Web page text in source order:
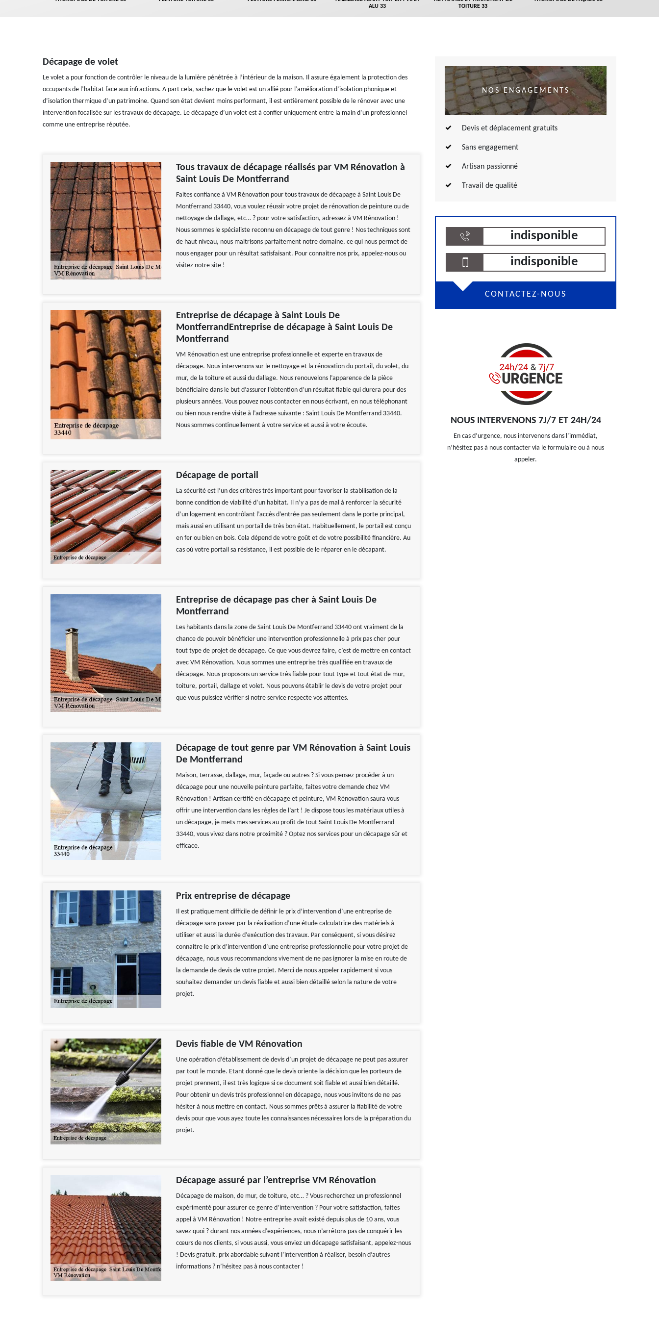
ALU 33
TOITURE 33
Décapage de volet
Le volet a pour fonction de contrôler le niveau de la lumière pénétrée à l’intérieur de la maison. Il assure également la protection des
occupants de l’habitat face aux infractions. A part cela, sachez que le volet est un allié pour l’amélioration d’isolation phonique et
d’isolation thermique d’un patrimoine. Quand son état devient moins performant, il est entièrement possible de le rénover avec une
intervention focalisée sur les travaux de décapage. Le décapage d’un volet est à confier uniquement entre la main d’un professionnel
comme une entreprise réputée.
Tous travaux de décapage réalisés par VM Rénovation à
Saint Louis De Montferrand
Faites confiance à VM Rénovation pour tous travaux de décapage à Saint Louis De
Montferrand 33440, vous voulez réussir votre projet de rénovation de peinture ou de
nettoyage de dallage, etc… ? pour votre satisfaction, adressez à VM Rénovation !
Nous sommes le spécialiste reconnu en décapage de tout genre ! Nos techniques sont
de haut niveau, nous maitrisons parfaitement notre domaine, ce qui nous permet de
nous engager pour un résultat satisfaisant. Pour connaitre nos prix, appelez-nous ou
visitez notre site !
Entreprise de décapage à Saint Louis De
MontferrandEntreprise de décapage à Saint Louis De
Montferrand
VM Rénovation est une entreprise professionnelle et experte en travaux de
décapage. Nous intervenons sur le nettoyage et la rénovation du portail, du volet, du
mur, de la toiture et aussi du dallage. Nous renouvelons l’apparence de la pièce
bénéficiaire dans le but d’assurer l’obtention d’un résultat fiable qui durera pour des
plusieurs années. Vous pouvez nous contacter en nous écrivant, en nous téléphonant
ou bien nous rendre visite à l’adresse suivante : Saint Louis De Montferrand 33440.
Nous sommes continuellement à votre service et aussi à votre écoute.
Décapage de portail
La sécurité est l’un des critères très important pour favoriser la stabilisation de la
bonne condition de viabilité d’un habitat. Il n’y a pas de mal à renforcer la sécurité
d’un logement en contrôlant l’accès d’entrée pas seulement dans le porte principal,
mais aussi en utilisant un portail de très bon état. Habituellement, le portail est conçu
en fer ou bien en bois. Cela dépend de votre goût et de votre possibilité financière. Au
cas où votre portail sa résistance, il est possible de le réparer en le décapant.
Entreprise de décapage pas cher à Saint Louis De
Montferrand
Les habitants dans la zone de Saint Louis De Montferrand 33440 ont vraiment de la
chance de pouvoir bénéficier une intervention professionnelle à prix pas cher pour
tout type de projet de décapage. Ce que vous devrez faire, c’est de mettre en contact
avec VM Rénovation. Nous sommes une entreprise très qualifiée en travaux de
décapage. Nous proposons un service très fiable pour tout type et tout état de mur,
toiture, portail, dallage et volet. Nous pouvons établir le devis de votre projet pour
que vous puissiez vérifier si notre service respecte vos attentes.
Décapage de tout genre par VM Rénovation à Saint Louis
De Montferrand
Maison, terrasse, dallage, mur, façade ou autres ? Si vous pensez procéder à un
décapage pour une nouvelle peinture parfaite, faites votre demande chez VM
Rénovation ! Artisan certifié en décapage et peinture, VM Rénovation saura vous
offrir une intervention dans les règles de l’art ! Je dispose tous les matériaux utiles à
un décapage, je mets mes services au profit de tout Saint Louis De Montferrand
33440, vous vivez dans notre proximité ? Optez nos services pour un décapage sûr et
efficace.
Prix entreprise de décapage
Il est pratiquement difficile de définir le prix d’intervention d’une entreprise de
décapage sans passer par la réalisation d’une étude calculatrice des matériels à
utiliser et aussi la durée d’exécution des travaux. Par conséquent, si vous désirez
connaitre le prix d’intervention d’une entreprise professionnelle pour votre projet de
décapage, nous vous recommandons vivement de ne pas ignorer la mise en route de
la demande de devis de votre projet. Merci de nous appeler rapidement si vous
souhaitez demander un devis fiable et aussi bien détaillé selon la nature de votre
projet.
Devis fiable de VM Rénovation
Une opération d’établissement de devis d’un projet de décapage ne peut pas assurer
par tout le monde. Etant donné que le devis oriente la décision que les porteurs de
projet prennent, il est très logique si ce document soit fiable et aussi bien détaillé.
Pour obtenir un devis très professionnel en décapage, nous vous invitons de ne pas
hésiter à nous mettre en contact. Nous sommes prêts à assurer la fiabilité de votre
devis pour que vous ayez toute les connaissances nécessaires lors de la préparation du
projet.
Décapage assuré par l’entreprise VM Rénovation
Décapage de maison, de mur, de toiture, etc… ? Vous recherchez un professionnel
expérimenté pour assurer ce genre d’intervention ? Pour votre satisfaction, faites
appel à VM Rénovation ! Notre entreprise avait existé depuis plus de 10 ans, vous
savez quoi ? durant nos années d’expériences, nous n’arrêtons pas de conquérir les
cœurs de nos clients, si vous aussi, vous enviez un décapage satisfaisant, appelez-nous
! Devis gratuit, prix abordable suivant l’intervention à réaliser, besoin d’autres
informations ? n’hésitez pas à nous contacter !
NOS ENGAGEMENTS
Devis et déplacement gratuits
Sans engagement
Artisan passionné
Travail de qualité
indisponible
indisponible
CONTACTEZ-NOUS
NOUS INTERVENONS 7J/7 ET 24H/24
En cas d’urgence, nous intervenons dans l’immédiat,
n’hésitez pas à nous contacter via le formulaire ou à nous
appeler.